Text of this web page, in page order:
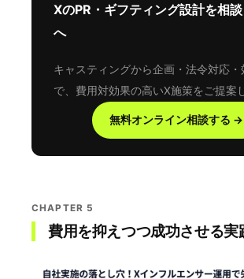
XのPR・ギフティング設計を相
へ
キャスティングから企画・法令対応・
で、費用対効果の高いX施策をご提案
無料オンライン相談する →
CHAPTER 5
費用を抑えつつ成功させる実